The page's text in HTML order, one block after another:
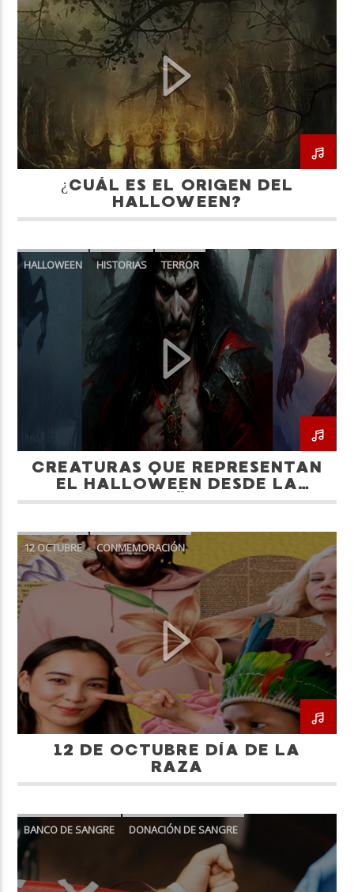
¿CUÁL ES EL ORIGEN DEL
HALLOWEEN?
HALLOWEEN HISTORIAS TERROR
CREATURAS QUE REPRESENTAN
EL HALLOWEEN DESDE LA
ANTIGÜEDAD
12 OCTUBRE
CONMEMORACIÓN
DÍA DE LA RAZA
12 DE OCTUBRE DÍA DE LA
RAZA
BANCO DE SANGRE DONACIÓN DE SANGRE